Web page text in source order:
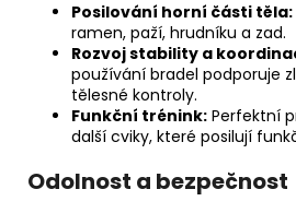
Posilování horní části těla:
ramen, paží, hrudníku a zad.
Rozvoj stability a
používání bradel podporuje
tělesné kontroly.
Funkční trénink: Perfektní
další cviky, které posilují
Odolnost a bezpečnost